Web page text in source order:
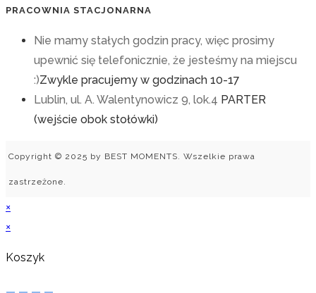
PRACOWNIA STACJONARNA
Nie mamy stałych godzin pracy, więc prosimy
upewnić się telefonicznie, że jesteśmy na miejscu
:)Zwykle pracujemy w godzinach 10-17
Lublin, ul. A. Walentynowicz 9, lok.4 PARTER
(wejście obok stołówki)
Copyright © 2025 by BEST MOMENTS. Wszelkie prawa
zastrzeżone.
×
×
Koszyk